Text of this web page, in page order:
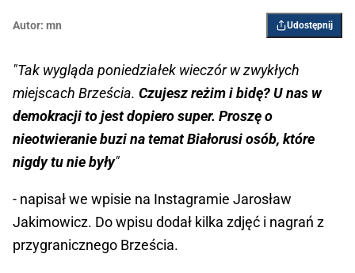
Autor: mn Udostępnij
"Tak wygląda poniedziałek wieczór w zwykłych
miejscach Brześcia. Czujesz reżim i bidę? U nas w
demokracji to jest dopiero super. Proszę o
nieotwieranie buzi na temat Białorusi osób, które
nigdy tu nie były"
- napisał we wpisie na Instagramie Jarosław
Jakimowicz. Do wpisu dodał kilka zdjęć i nagrań z
przygranicznego Brześcia.